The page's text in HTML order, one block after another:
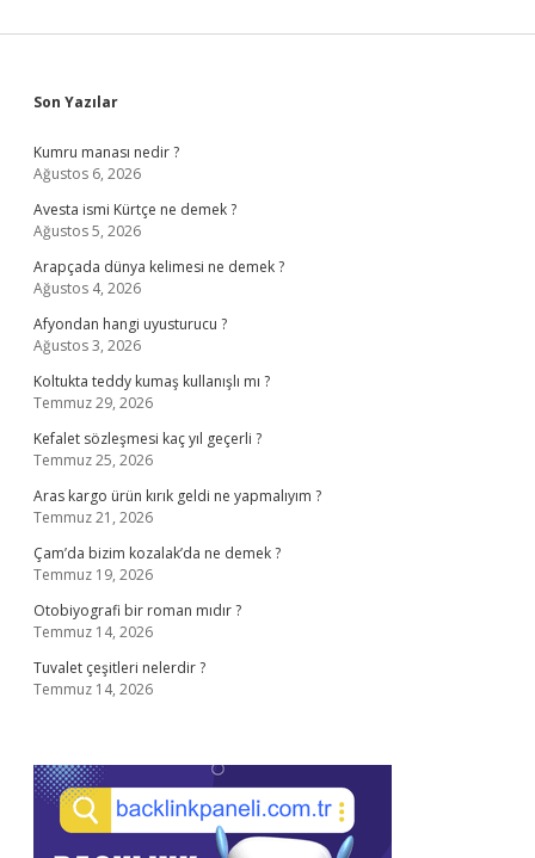
Sidebar
Son Yazılar
Kumru manası nedir ?
Ağustos 6, 2026
Avesta ismi Kürtçe ne demek ?
Ağustos 5, 2026
Arapçada dünya kelimesi ne demek ?
Ağustos 4, 2026
Afyondan hangi uyusturucu ?
Ağustos 3, 2026
Koltukta teddy kumaş kullanışlı mı ?
Temmuz 29, 2026
Kefalet sözleşmesi kaç yıl geçerli ?
Temmuz 25, 2026
Aras kargo ürün kırık geldi ne yapmalıyım ?
Temmuz 21, 2026
Çam’da bizim kozalak’da ne demek ?
Temmuz 19, 2026
Otobiyografi bir roman mıdır ?
Temmuz 14, 2026
Tuvalet çeşitleri nelerdir ?
Temmuz 14, 2026